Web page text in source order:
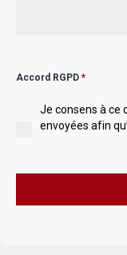
Accord RGPD *
Je consens à ce
envoyées afin